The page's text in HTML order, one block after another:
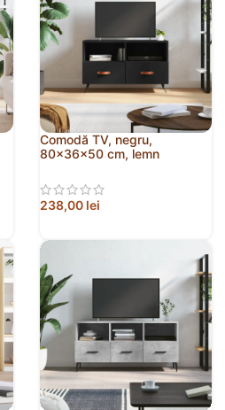
Comodă TV, negru,
80x36x50 cm, lemn
238,00 lei